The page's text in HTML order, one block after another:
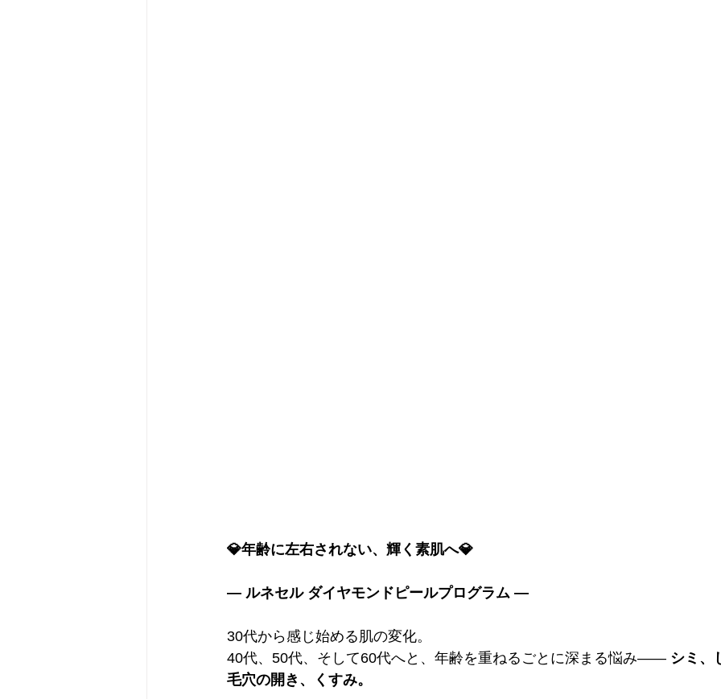
💎年齢に左右されない、輝く素肌へ💎
― ルネセル ダイヤモンドピールプログラム ―
30代から感じ始める肌の変化。
40代、50代、そして60代へと、年齢を重ねるごとに深まる悩み―― シミ、
毛穴の開き、くすみ。